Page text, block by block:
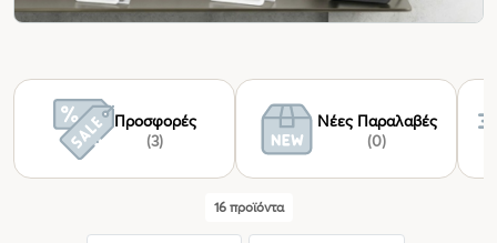
Προσφορές
(3)
Νέες Παραλαβές
(0)
16 προϊόντα